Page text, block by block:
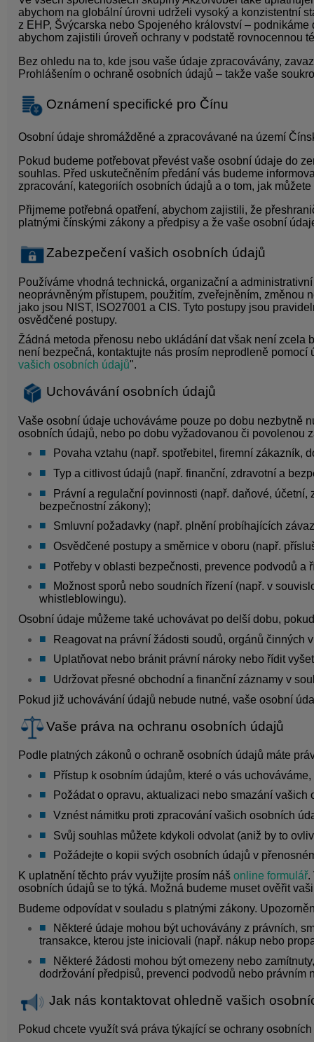
abychom na globální úrovni udrželi vysoký a konzistentní
z EHP, Švýcarska nebo Spojeného království –
abychom zajistili úroveň ochrany v podstatě rovnocennou
Bez ohledu na to, kde jsou vaše údaje zpracovávány,
Prohlášením o ochraně osobních údajů – takže vaše
Oznámení specifické pro Čínu
Osobní údaje shromážděné a zpracovávané na území
Pokud budeme potřebovat převést vaše osobní údaje do
souhlas. Před uskutečněním předání vás budeme
zpracování, kategoriích osobních údajů a o tom, jak
Přijmeme potřebná opatření, abychom zajistili, že
platnými čínskými zákony a předpisy a že vaše osobní
Zabezpečení vašich osobních údajů
Používáme vhodná technická, organizační a
neoprávněným přístupem, použitím, zveřejněním, změnou
jako jsou NIST, ISO27001 a CIS. Tyto postupy jsou
osvědčené postupy.
Žádná metoda přenosu nebo ukládání dat však není zcela
není bezpečná, kontaktujte nás prosím neprodleně
vašich osobních údajů".
Uchovávání osobních údajů
Vaše osobní údaje uchováváme pouze po dobu nezbytně
osobních údajů, nebo po dobu vyžadovanou či povolenou
Povaha vztahu (např. spotřebitel, firemní zákazník,
Typ a citlivost údajů (např. finanční, zdravotní a
Právní a regulační povinnosti (např. daňové,
bezpečnostní zákony);
Smluvní požadavky (např. plnění probíhajících
Osvědčené postupy a směrnice v oboru (např.
Potřeby v oblasti bezpečnosti, prevence podvodů
Možnost sporů nebo soudních řízení (např. v
whistleblowingu).
Osobní údaje můžeme také uchovávat po delší dobu,
Reagovat na právní žádosti soudů, orgánů činných
Uplatňovat nebo bránit právní nároky nebo řídit
Udržovat přesné obchodní a finanční záznamy v
Pokud již uchovávání údajů nebude nutné, vaše osobní
Vaše práva na ochranu osobních údajů
Podle platných zákonů o ochraně osobních údajů máte
Přístup k osobním údajům, které o vás
Požádat o opravu, aktualizaci nebo smazání vašich
Vznést námitku proti zpracování vašich osobních
Svůj souhlas můžete kdykoli odvolat (aniž by to
Požádejte o kopii svých osobních údajů v
K uplatnění těchto práv využijte prosím náš online formulář.
osobních údajů se to týká. Možná budeme muset ověřit
Budeme odpovídat v souladu s platnými zákony.
Některé údaje mohou být uchovávány z právních,
transakce, kterou jste iniciovali (např. nákup nebo
Některé žádosti mohou být omezeny nebo
dodržování předpisů, prevenci podvodů nebo právním
Jak nás kontaktovat ohledně vašich
Pokud chcete využít svá práva týkající se ochrany